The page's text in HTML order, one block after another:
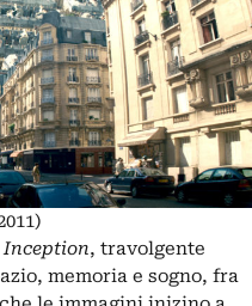
Inception, travolgente
memoria e sogno, fra